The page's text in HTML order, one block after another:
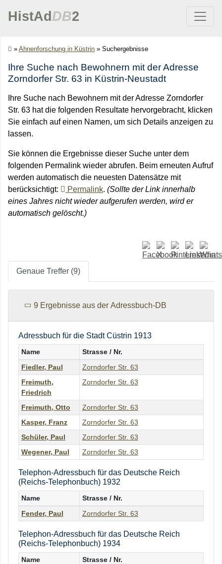
HistAd DB2
» Ahnenforschung in Küstrin » Suchergebnisse
Ihre Suche nach Bewohnern mit der Adresse
Zorndorfer Str. 63 in Küstrin-Neustadt
Ihre Suche nach Bewohnern mit der Adresse Zorndorfer
Str. 63 hat die folgenden Resultate hervorgebracht, klicken
Sie einfach auf einen Namen, um sich Details anzeigen zu
lassen.
Sie können die Ergebnisse dieser Suche unter dem
folgenden Permalink wieder abrufen. Beim erneuten Aufruf
werden automatisch die neuesten Datensätze mit
berücksichtigt:
Permalink. (Sollte der Link innerhalb
eines Jahres nicht wieder aufgerufen werden, wird er
automatisch gelöscht.)
Genaue Treffer (9)
9 Ergebnisse aus der Adressbuch-DB
Adressbuch für die Stadt Cüstrin 1913
Name
Strasse / Nr.
Fiedler, Paul
Zorndorfer Str. 63
Freimuth,
Friedrich
Zorndorfer Str. 63
Freimuth, Otto
Zorndorfer Str. 63
Kasper, Franz
Zorndorfer Str. 63
Schüler, Paul
Zorndorfer Str. 63
Wegener, Paul Zorndorfer Str. 63
Telephon-Adressbuch für das Deutsche Reich
(Reichs-Telephonbuch) 1932
Name
Strasse / Nr.
Fender, Paul Zorndorfer Str. 63
Telephon-Adressbuch für das Deutsche Reich
(Reichs-Telephonbuch) 1934
Name
Strasse / Nr.